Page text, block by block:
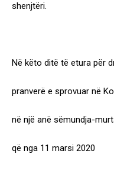
shenjtëri.
Në këto ditë të etura për
pranverë e sprovuar në
në një anë sëmundja-
që nga 11 marsi 2020